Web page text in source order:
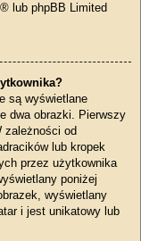
® lub phpBB Limited
są wyświetlane
dwa obrazki. Pierwszy
zależności od
lub kropek
przez użytkownika
poniżej
wyświetlany
i jest unikatowy lub